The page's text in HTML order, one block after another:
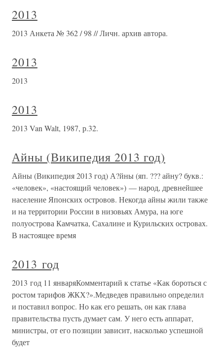
2013
2013 Анкета № 362 / 98 // Личн. архив автора.
2013
2013
2013
2013 Van Walt, 1987, р.32.
Айны (Википедия 2013 год)
Айны (Википедия 2013 год) А?йны (яп. ??? айну? букв.:
«человек», «настоящий человек») — народ, древнейшее
население Японских островов. Некогда айны жили также
и на территории России в низовьях Амура, на юге
полуострова Камчатка, Сахалине и Курильских островах.
В настоящее время
2013 год
2013 год 11 январяКомментарий к статье «Как бороться с
ростом тарифов ЖКХ?».Медведев правильно определил
и поставил вопрос. Но как его решать, он как глава
правительства пусть думает сам. У него есть аппарат,
министры, от его позиции зависит, насколько успешной
будет